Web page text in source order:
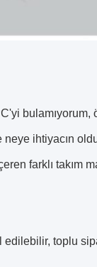
ihtiyacın
farklı takım
edilebilir, toplu